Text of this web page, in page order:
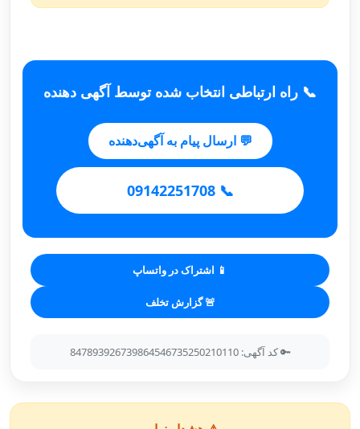
📞 راه ارتباطی انتخاب شده توسط آگهی دهنده
💬 ارسال پیام به آگهی‌دهنده
📞 09142251708
📱 اشتراک در واتساپ
🚨 گزارش تخلف
🔑 کد آگهی: 847893926739864546735250210110